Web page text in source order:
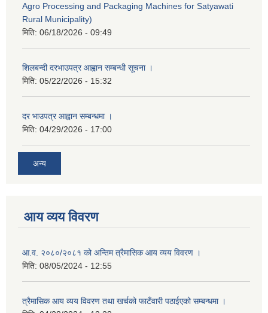
Agro Processing and Packaging Machines for Satyawati
Rural Municipality)
मिति: 06/18/2026 - 09:49
शिलबन्दी दरभाउपत्र आह्वान सम्बन्धी सूचना ।
मिति: 05/22/2026 - 15:32
दर भाउपत्र आह्वान सम्बन्धमा ।
मिति: 04/29/2026 - 17:00
अन्य
आय व्यय विवरण
आ.व. २०८०/२०८१ को अन्तिम त्रैमासिक आय व्यय विवरण ।
मिति: 08/05/2024 - 12:55
त्रैमासिक आय व्यय विवरण तथा खर्चको फाटँवारी पठाईएको सम्बन्धमा ।